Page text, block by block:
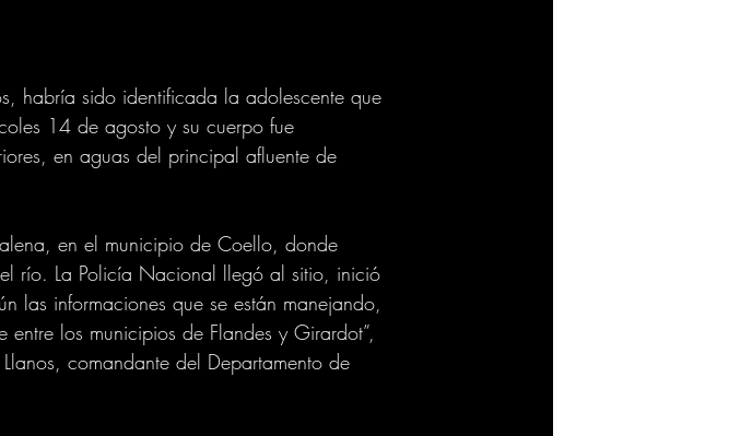
habría sido identificada la adolescente que
14 de agosto y su cuerpo fue
en aguas del principal afluente de
en el municipio de Coello, donde
río. La Policía Nacional llegó al sitio, inició
las informaciones que se están manejando,
los municipios de Flandes y Girardot”,
comandante del Departamento de